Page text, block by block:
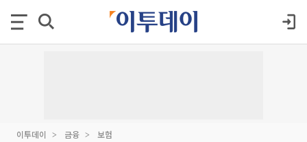
이투데이 금융 보험